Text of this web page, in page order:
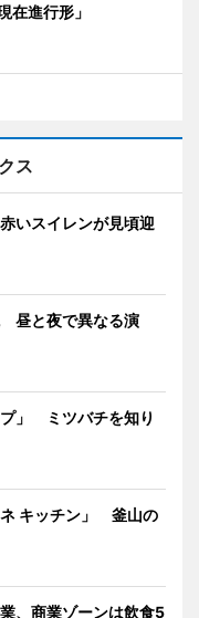
在進行形」
ス
いスイレンが見頃迎
昼と夜で異なる演
」 ミツバチを知り
キッチン」 釜山の
、商業ゾーンは飲食5